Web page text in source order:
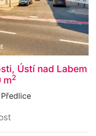
Ústí nad Labem
m2